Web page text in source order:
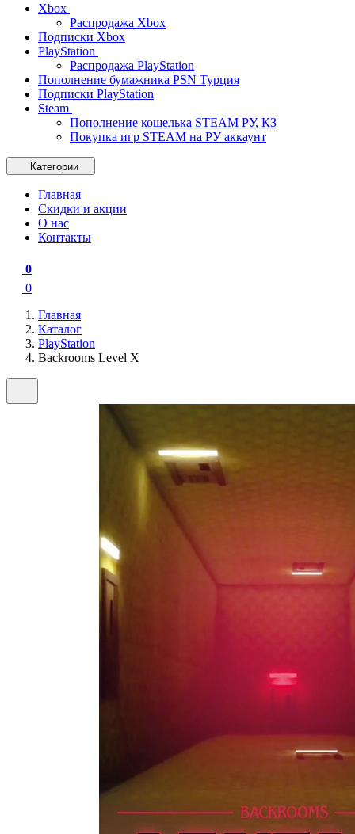
Xbox
Распродажа Xbox
Подписки Xbox
PlayStation
Распродажа PlayStation
Пополнение бумажника PSN Турция
Подписки PlayStation
Steam
Пополнение кошелька STEAM РУ, КЗ
Покупка игр STEAM на РУ аккаунт
Категории
Главная
Скидки и акции
О нас
Контакты
0
0
Главная
Каталог
PlayStation
Backrooms Level X